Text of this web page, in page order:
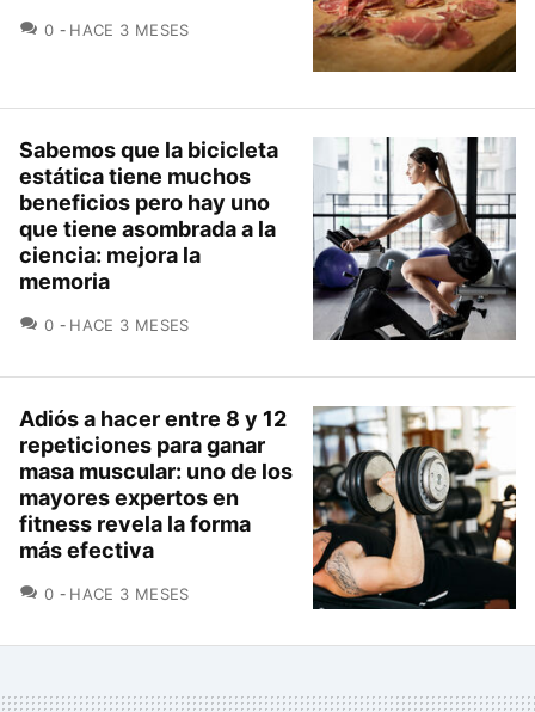
0 COMENTARIOS
HACE 3 MESES
Sabemos que la bicicleta
estática tiene muchos
beneficios pero hay uno
que tiene asombrada a la
ciencia: mejora la
memoria
0 COMENTARIOS
HACE 3 MESES
Adiós a hacer entre 8 y 12
repeticiones para ganar
masa muscular: uno de los
mayores expertos en
fitness revela la forma
más efectiva
0 COMENTARIOS
HACE 3 MESES